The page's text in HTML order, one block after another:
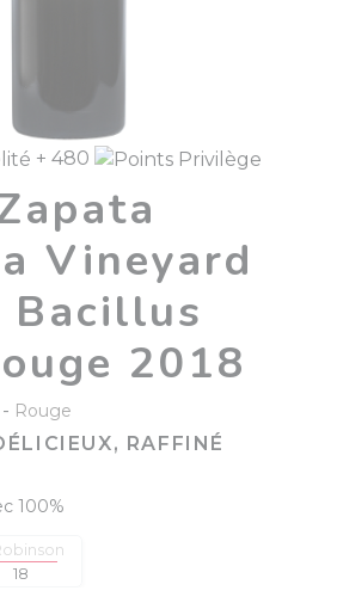
+ 480
Vineyard
Bacillus
2018
- Rouge
RAFFINÉ
100%
18